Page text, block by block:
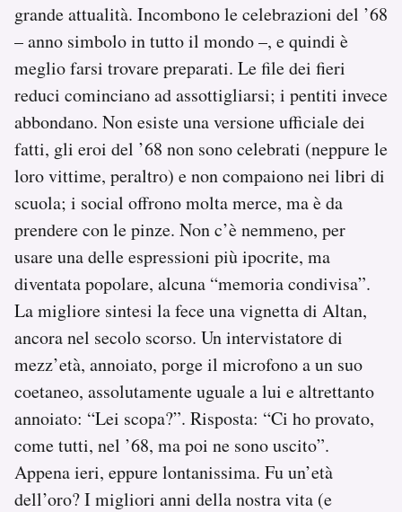
grande attualità. Incombono le celebrazioni del ’68
– anno simbolo in tutto il mondo –, e quindi è
meglio farsi trovare preparati. Le file dei fieri
reduci cominciano ad assottigliarsi; i pentiti invece
abbondano. Non esiste una versione ufficiale dei
fatti, gli eroi del ’68 non sono celebrati (neppure le
loro vittime, peraltro) e non compaiono nei libri di
scuola; i social offrono molta merce, ma è da
prendere con le pinze. Non c’è nemmeno, per
usare una delle espressioni più ipocrite, ma
diventata popolare, alcuna “memoria condivisa”.
La migliore sintesi la fece una vignetta di Altan,
ancora nel secolo scorso. Un intervistatore di
mezz’età, annoiato, porge il microfono a un suo
coetaneo, assolutamente uguale a lui e altrettanto
annoiato: “Lei scopa?”. Risposta: “Ci ho provato,
come tutti, nel ’68, ma poi ne sono uscito”.
Appena ieri, eppure lontanissima. Fu un’età
dell’oro? I migliori anni della nostra vita (e